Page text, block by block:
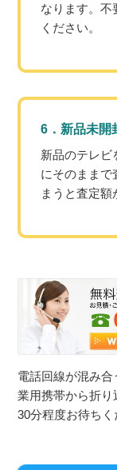
なります。不
ください。
6．新品未開
新品のテレビ
にそのままで
まうと査定額
電話回線が混み
業用携帯から折り
30分程度お待ちく